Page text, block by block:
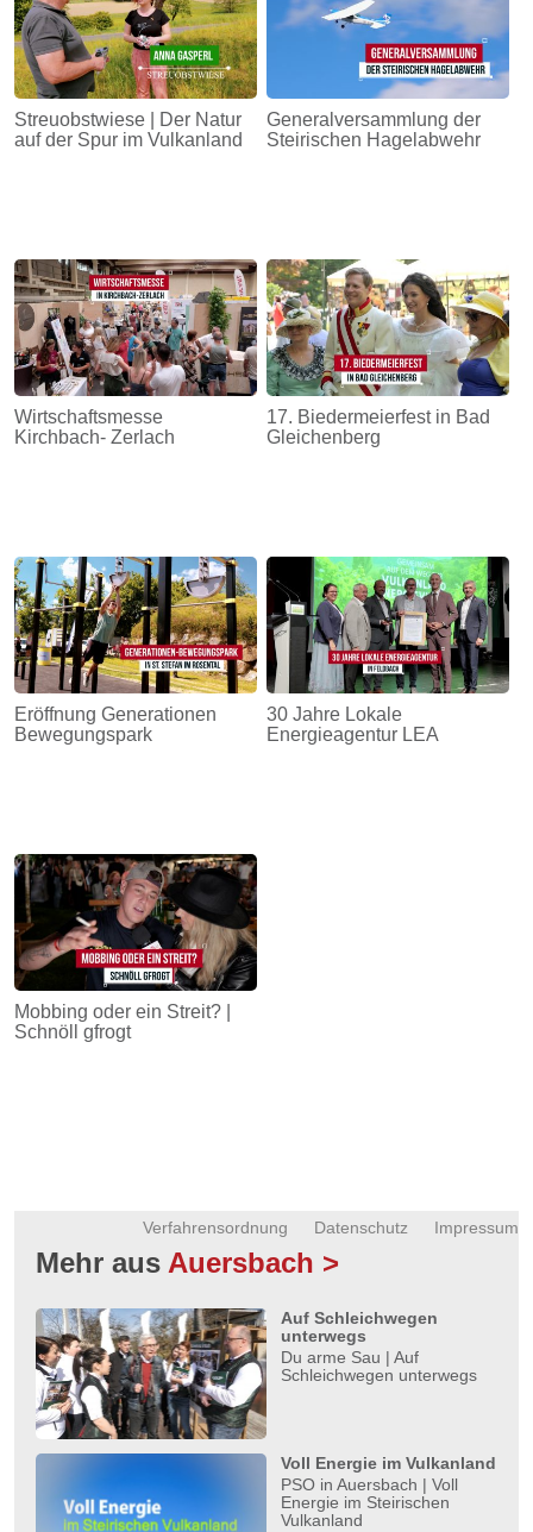
Streuobstwiese | Der Natur
auf der Spur im Vulkanland
Generalversammlung der
Steirischen Hagelabwehr
Wirtschaftsmesse
Kirchbach- Zerlach
17. Biedermeierfest in Bad
Gleichenberg
Eröffnung Generationen
Bewegungspark
30 Jahre Lokale
Energieagentur LEA
Mobbing oder ein Streit? |
Schnöll gfrogt
Impressum
Datenschutz
Verfahrensordnung
Mehr aus Auersbach >
Auf Schleichwegen
unterwegs
Du arme Sau | Auf
Schleichwegen unterwegs
Voll Energie im Vulkanland
PSO in Auersbach | Voll
Energie im Steirischen
Vulkanland